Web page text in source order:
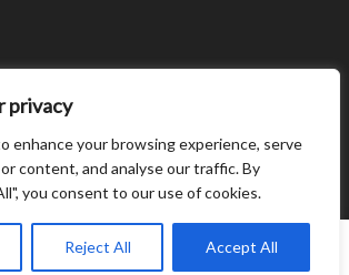
privacy
enhance your browsing experience, serve
content, and analyse our traffic. By
you consent to our use of cookies.
Reject All Accept All
8theme- Power Elite ThemeForest Author.
INICIAR SESIÓN Cart